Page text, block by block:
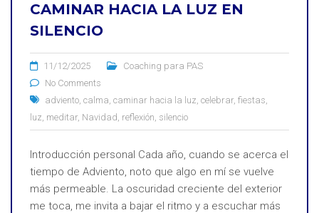
CAMINAR HACIA LA LUZ EN
SILENCIO
11/12/2025
Coaching para PAS
No Comments
adviento, calma, caminar hacia la luz, celebrar, fiestas,
luz, meditar, Navidad, reflexión, silencio
Introducción personal Cada año, cuando se acerca el
tiempo de Adviento, noto que algo en mí se vuelve
más permeable. La oscuridad creciente del exterior
me toca, me invita a bajar el ritmo y a escuchar más